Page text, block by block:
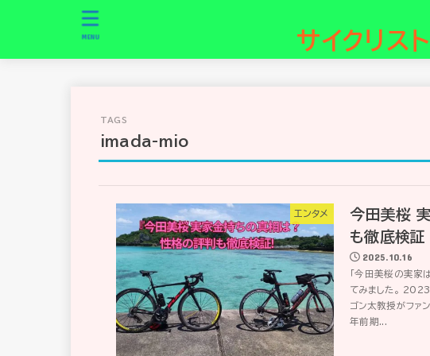
サイクリス
MENU
imada-mio
エンタメ
今田美桜
も徹底検証
2025.10.16
「今田美桜の実家
てみました。 2023
ゴン太教授がファ
年前期...